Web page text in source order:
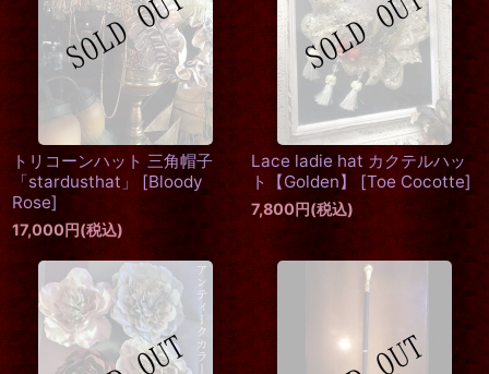
トリコーンハット 三角帽子
「stardusthat」
[Bloody
Rose]
17,000円(税込)
Lace ladie hat カクテルハッ
ト【Golden】
[Toe Cocotte]
7,800円(税込)